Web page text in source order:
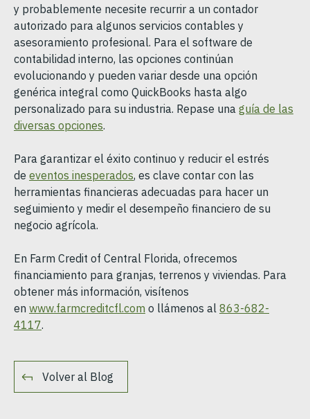
y probablemente necesite recurrir a un contador
autorizado para algunos servicios contables y
asesoramiento profesional. Para el software de
contabilidad interno, las opciones continúan
evolucionando y pueden variar desde una opción
genérica integral como QuickBooks hasta algo
personalizado para su industria. Repase una guía de las
diversas opciones.
Para garantizar el éxito continuo y reducir el estrés
de eventos inesperados, es clave contar con las
herramientas financieras adecuadas para hacer un
seguimiento y medir el desempeño financiero de su
negocio agrícola.
En Farm Credit of Central Florida, ofrecemos
financiamiento para granjas, terrenos y viviendas. Para
obtener más información, visítenos
en www.farmcreditcfl.com o llámenos al 863-682-
4117.
Volver al Blog